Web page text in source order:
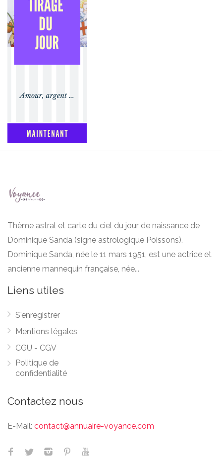
Thème astral et carte du ciel du jour de naissance de
Dominique Sanda (signe astrologique Poissons).
Dominique Sanda, née le 11 mars 1951, est une actrice et
ancienne mannequin française, née...
Liens utiles
S'enregistrer
Mentions légales
CGU - CGV
Politique de
confidentialité
Contactez nous
E-Mail: contact@annuaire-voyance.com